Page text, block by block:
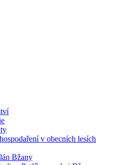
v obecních lesích
Bžany